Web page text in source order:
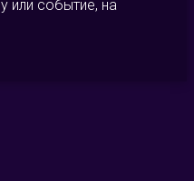
или событие, на